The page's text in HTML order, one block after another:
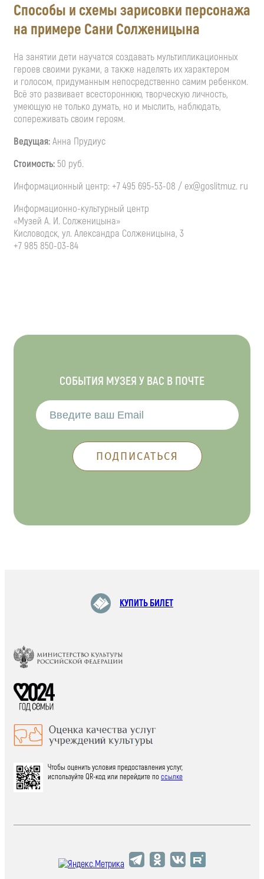
Способы и схемы зарисовки персонажа
на примере Сани Солженицына
На занятии дети научатся создавать мультипликационных
героев своими руками, а также наделять их характером
и голосом, придуманным непосредственно самим ребенком.
Всё это развивает всестороннюю, творческую личность,
умеющую не только думать, но и мыслить, наблюдать,
сопереживать своим героям.
Ведущая:Анна Прудиус
Стоимость: 50 руб.
Информационный центр: +7 495 695-53-08 / ex@goslitmuz. ru
Информационно-культурный центр
«Музей А. И. Солженицына»
Кисловодск, ул. Александра Солженицына, 3
+7 985 850-03-84
СОБЫТИЯ МУЗЕЯ У ВАС В ПОЧТЕ
КУПИТЬ БИЛЕТ
Чтобы оценить условия предоставления услуг,
используйте QR-код или перейдите поссылке